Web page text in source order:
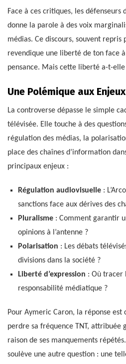
Face à ces critiques, les défenseurs
donne la parole à des voix
médias. Ce discours, souvent repris
revendique une liberté de ton face
pensance. Mais cette liberté a-t-
Une Polémique aux
La controverse dépasse le simple
télévisée. Elle touche à des
régulation des médias, la
place des chaînes d’information
principaux enjeux :
Régulation audiovisuelle:
sanctions face aux dérives des
Pluralisme: Comment garantir
opinions à l’antenne ?
Polarisation : Les débats
divisions dans la société ?
Liberté d’expression : Où tracer
responsabilité médiatique ?
Pour Aymeric Caron, la réponse
perdre sa fréquence TNT, attribuée
raison de ses manquements
soulève une autre question : une